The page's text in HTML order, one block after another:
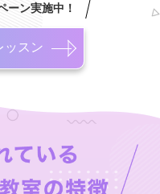
ーン実施中！
ッスン